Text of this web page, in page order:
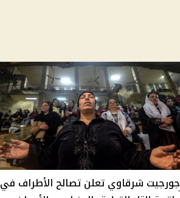
جورجيت شرقاوي تعلن تصالح الأطراف في